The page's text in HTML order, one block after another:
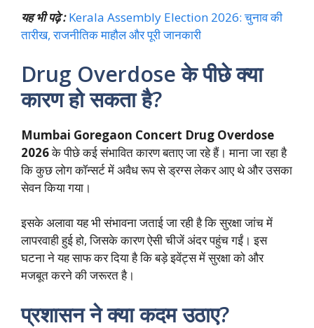
यह भी पढ़े : Kerala Assembly Election 2026: चुनाव की
तारीख, राजनीतिक माहौल और पूरी जानकारी
Drug Overdose के पीछे क्या
कारण हो सकता है?
Mumbai Goregaon Concert Drug Overdose
2026के पीछे कई संभावित कारण बताए जा रहे हैं। माना जा रहा है
कि कुछ लोग कॉन्सर्ट में अवैध रूप से ड्रग्स लेकर आए थे और उसका
सेवन किया गया।
इसके अलावा यह भी संभावना जताई जा रही है कि सुरक्षा जांच में
लापरवाही हुई हो, जिसके कारण ऐसी चीजें अंदर पहुंच गईं। इस
घटना ने यह साफ कर दिया है कि बड़े इवेंट्स में सुरक्षा को और
मजबूत करने की जरूरत है।
प्रशासन ने क्या कदम उठाए?